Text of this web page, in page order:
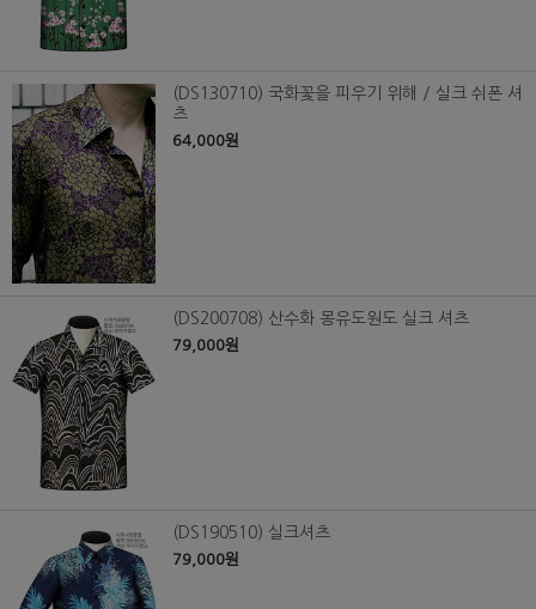
(DS130710) 국화꽃을 피우기 위해 / 실크 쉬폰 셔
츠
64,000원
(DS200708) 산수화 몽유도원도 실크 셔츠
79,000원
(DS190510) 실크셔츠
79,000원